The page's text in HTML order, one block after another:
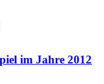
im Jahre 2012